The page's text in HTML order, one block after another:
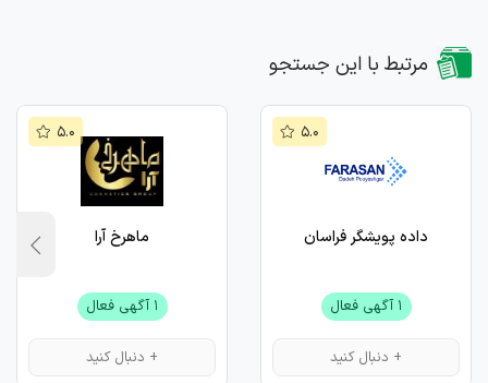
مرتبط با این جستجو
داده پویشگر فراسان
۱ آگهی فعال
۵.۰
+ دنبال کنید
ماهرخ آرا
۱ آگهی فعال
۵.۰
+ دنبال کنید